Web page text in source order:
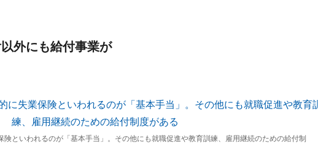
外にも給付事業が
といわれるのが「基本手当」。その他にも就職促進や教育訓練、雇用継続のための給付制